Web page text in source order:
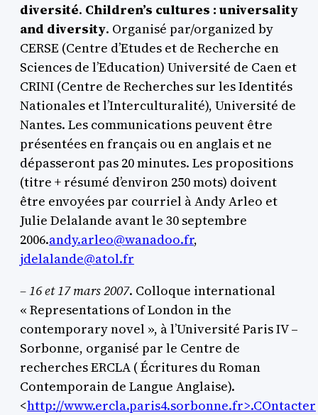
diversité. Children’s cultures : universality
and diversity. Organisé par/organized by
CERSE (Centre d’Etudes et de Recherche en
Sciences de l’Education) Université de Caen et
CRINI (Centre de Recherches sur les Identités
Nationales et l’Interculturalité), Université de
Nantes. Les communications peuvent être
présentées en français ou en anglais et ne
dépasseront pas 20 minutes. Les propositions
(titre + résumé d’environ 250 mots) doivent
être envoyées par courriel à Andy Arleo et
Julie Delalande avant le 30 septembre
2006.andy.arleo@wanadoo.fr,
jdelalande@atol.fr
– 16 et 17 mars 2007. Colloque international
« Representations of London in the
contemporary novel », à l’Université Paris IV –
Sorbonne, organisé par le Centre de
recherches ERCLA ( Écritures du Roman
Contemporain de Langue Anglaise).
<http://www.ercla.paris4.sorbonne.fr>.COntacter